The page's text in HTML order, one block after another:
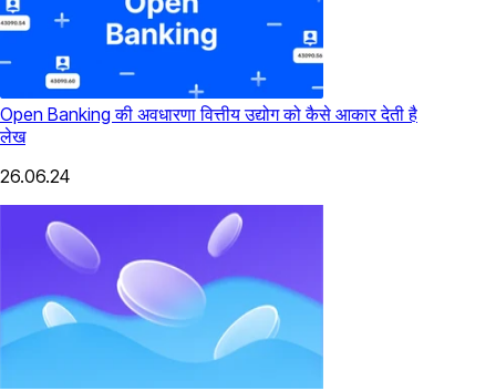
Open Banking की अवधारणा वित्तीय उद्योग को कैसे आकार देती है
लेख
26.06.24